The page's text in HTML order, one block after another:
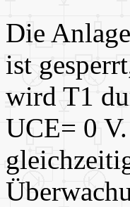
Die
ist
wird T1
UCE= 0